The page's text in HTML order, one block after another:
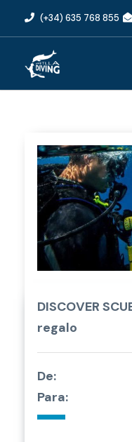
(+34) 635 768 855
DISCOVER
regalo
De:
Para: